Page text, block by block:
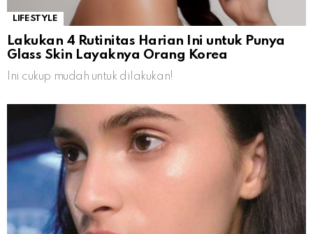
LIFESTYLE
Lakukan 4 Rutinitas Harian Ini untuk Punya
Glass Skin Layaknya Orang Korea
Ini cukup mudah untuk dilakukan!